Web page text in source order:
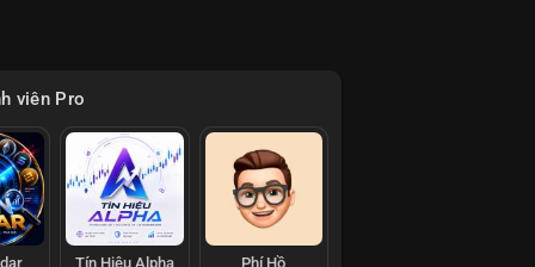
viên Pro
Tín Hiệu Alpha Phí Hồ